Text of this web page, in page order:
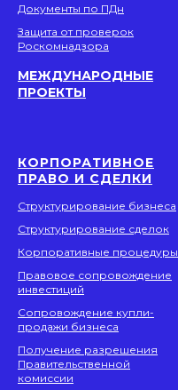
Документы по ПДн
Защита от проверок
Роскомнадзора
МЕЖДУНАРОДНЫЕ
ПРОЕКТЫ
КОРПОРАТИВНОЕ
ПРАВО И СДЕЛКИ
Структурирование бизнеса
Структурирование сделок
Корпоративные процедуры
Правовое сопровождение
инвестиций
Сопровождение купли-
продажи бизнеса
Получение разрешения
Правительственной
комиссии